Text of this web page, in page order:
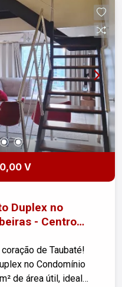
e
V
Duplex no
- Centro
de Taubaté!
no Condomínio
de área útil, ideal